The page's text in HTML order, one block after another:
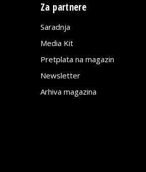
Za partnere
Saradnja
Media Kit
Pretplata na magazin
Newsletter
Arhiva magazina